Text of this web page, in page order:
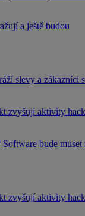
a ještě budou
slevy a zákazníci
zvyšují aktivity
bude
zvyšují aktivity